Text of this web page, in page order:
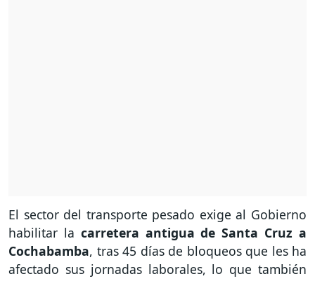
El sector del transporte pesado exige al Gobierno
habilitar la carretera antigua de Santa Cruz a
Cochabamba, tras 45 días de bloqueos que les ha
afectado sus jornadas laborales, lo que también